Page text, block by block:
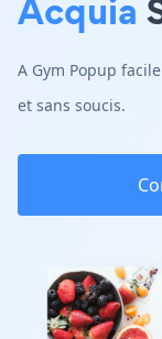
Acquia
A Gym Popup
et sans soucis.